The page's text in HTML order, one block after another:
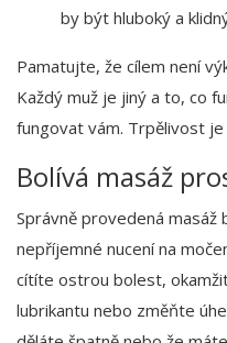
by být hluboký a
Pamatujte, že cílem není
Každý muž je jiný a to, co
fungovat vám. Trpělivost
Bolívá masáž
Správně provedená
nepříjemné nucení na
cítíte ostrou bolest,
lubrikantu nebo změňte